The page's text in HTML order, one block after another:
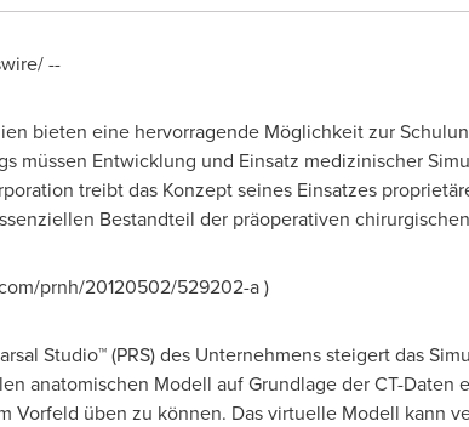
--
bieten eine hervorragende Möglichkeit zur
müssen Entwicklung und Einsatz medizinischer
treibt das Konzept seines Einsatzes
Bestandteil der präoperativen
prnh/20120502/529202-a )
Studio™ (PRS) des Unternehmens steigert das
anatomischen Modell auf Grundlage der CT-
Vorfeld üben zu können. Das virtuelle Modell kann